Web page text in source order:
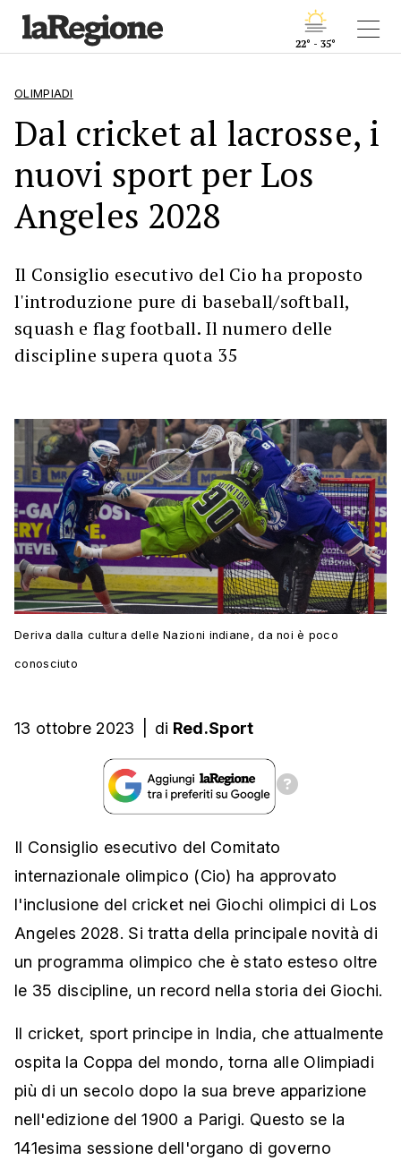
22° - 35°
OLIMPIADI
Dal cricket al lacrosse, i
nuovi sport per Los
Angeles 2028
Il Consiglio esecutivo del Cio ha proposto
l'introduzione pure di baseball/softball,
squash e flag football. Il numero delle
discipline supera quota 35
Deriva dalla cultura delle Nazioni indiane, da noi è poco
conosciuto
13 ottobre 2023 di Red.Sport
Il Consiglio esecutivo del Comitato
internazionale olimpico (Cio) ha approvato
l'inclusione del cricket nei Giochi olimpici di Los
Angeles 2028. Si tratta della principale novità di
un programma olimpico che è stato esteso oltre
le 35 discipline, un record nella storia dei Giochi.
Il cricket, sport principe in India, che attualmente
ospita la Coppa del mondo, torna alle Olimpiadi
più di un secolo dopo la sua breve apparizione
nell'edizione del 1900 a Parigi. Questo se la
141esima sessione dell'organo di governo